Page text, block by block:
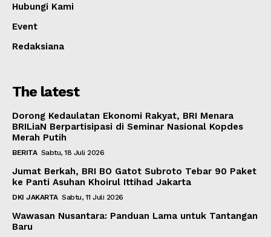
Hubungi Kami
Event
Redaksiana
The latest
Dorong Kedaulatan Ekonomi Rakyat, BRI Menara
BRILiaN Berpartisipasi di Seminar Nasional Kopdes
Merah Putih
BERITA Sabtu, 18 Juli 2026
Jumat Berkah, BRI BO Gatot Subroto Tebar 90 Paket
ke Panti Asuhan Khoirul Ittihad Jakarta
DKI JAKARTA Sabtu, 11 Juli 2026
Wawasan Nusantara: Panduan Lama untuk Tantangan
Baru